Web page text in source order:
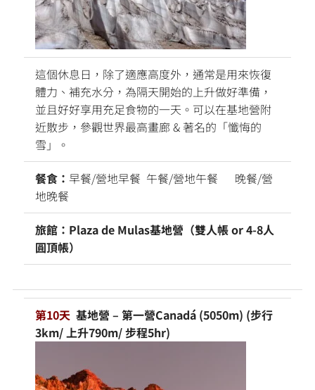
這個休息日，除了適應高度外，通常是用來恢復
體力、補充水分，為隔天開始的上升做好準備，
並且好好享用充足食物的一天。可以在基地營附
近散步，參觀世界最高畫廊 & 著名的「懺悔的
雪」。
餐食： 早餐/營地早餐 午餐/營地午餐 晚餐/營
地晚餐
旅館：Plaza de Mulas基地營（雙人帳 or 4-8人
圓頂帳）
第10天 基地營 – 第一營Canadá (5050m) (步行
3km/ 上升790m/ 步程5hr)